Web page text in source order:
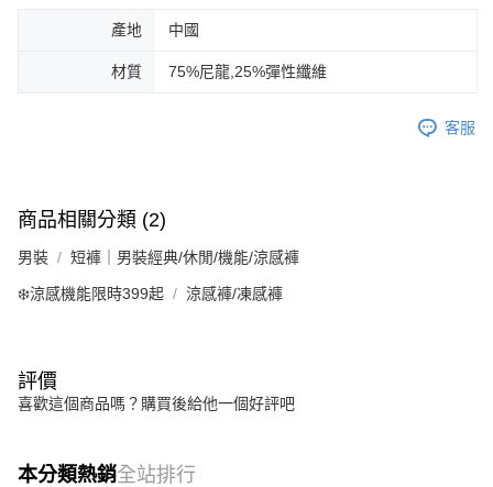
產地 中國
材質 75%尼龍,25%彈性纖維
客服
商品相關分類 (2)
男裝 短褲｜男裝經典/休閒/機能/涼感褲
❄️涼感機能限時399起 涼感褲/凍感褲
評價
喜歡這個商品嗎？購買後給他一個好評吧
本分類熱銷全站排行